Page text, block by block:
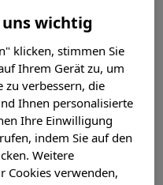
nicht partout
MS-Patienten
Beginn sollte
beim Arzt
erfolgen.
Therapie
es aber
ist
wichtig
klicken, stimmen Sie
Ihrem Gerät zu, um
zu verbessern, die
Ihnen personalisierte
Ihre Einwilligung
indem Sie auf den
Weitere
Cookies verwenden,